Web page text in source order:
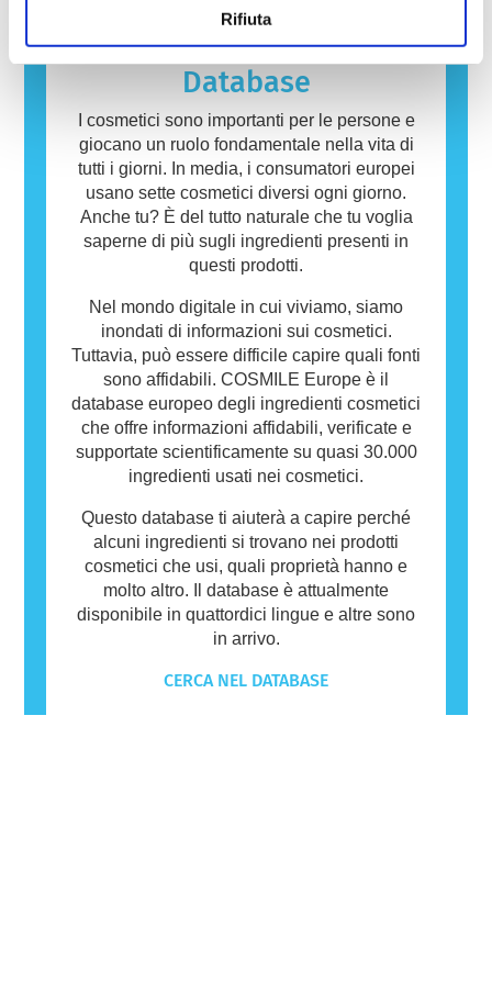
Rifiuta
persone. Una sostanza che provoca una
reazione allergica è chiamata allergene.
Cosmetici e prodotti per la cura della persona
possono contenere ingredienti che potrebbero
risultare allergenici per alcune persone. Ciò
non significa che il prodotto non sia sicuro da
utilizzare per gli altri.
Database
I cosmetici sono importanti per le persone e
giocano un ruolo fondamentale nella vita di
tutti i giorni. In media, i consumatori europei
usano sette cosmetici diversi ogni giorno.
Anche tu? È del tutto naturale che tu voglia
saperne di più sugli ingredienti presenti in
questi prodotti.
Nel mondo digitale in cui viviamo, siamo
inondati di informazioni sui cosmetici.
Tuttavia, può essere difficile capire quali fonti
sono affidabili. COSMILE Europe è il
database europeo degli ingredienti cosmetici
che offre informazioni affidabili, verificate e
supportate scientificamente su quasi 30.000
ingredienti usati nei cosmetici.
Questo database ti aiuterà a capire perché
alcuni ingredienti si trovano nei prodotti
cosmetici che usi, quali proprietà hanno e
molto altro. Il database è attualmente
disponibile in quattordici lingue e altre sono
in arrivo.
CERCA NEL DATABASE